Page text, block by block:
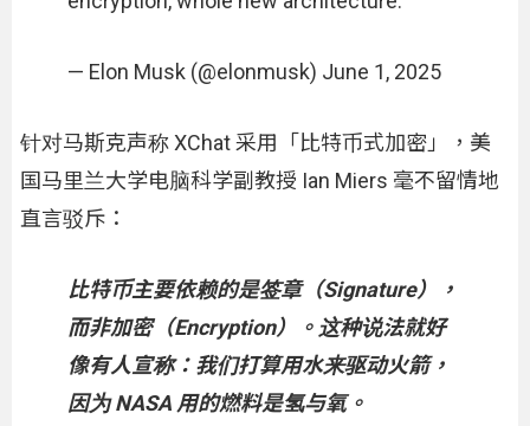
— Elon Musk (@elonmusk) June 1, 2025
针对马斯克声称 XChat 采用「比特币式加密」，美
国马里兰大学电脑科学副教授 Ian Miers 毫不留情地
直言驳斥：
比特币主要依赖的是签章（Signature），
而非加密（Encryption）。这种说法就好
像有人宣称：我们打算用水来驱动火箭，
因为 NASA 用的燃料是氢与氧。